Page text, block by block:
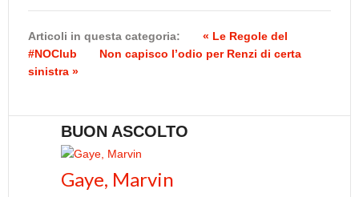
Articoli in questa categoria:
« Le Regole del
#NOClub
Non capisco l’odio per Renzi di certa
sinistra »
BUON ASCOLTO
Gaye, Marvin